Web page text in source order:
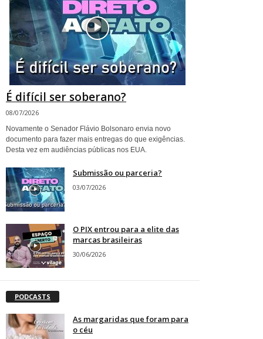
É difícil ser soberano?
08/07/2026
Novamente o Senador Flávio Bolsonaro envia novo
documento para fazer mais entregas do que exigências.
Desta vez em audiências públicas nos EUA.
Submissão ou parceria?
03/07/2026
O PIX entrou para a elite das
marcas brasileiras
30/06/2026
PODCASTS
As margaridas que foram para
o céu